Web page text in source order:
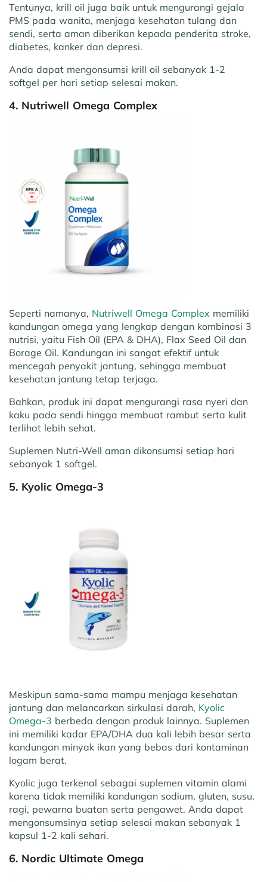
Tentunya, krill oil juga baik untuk mengurangi gejala
PMS pada wanita, menjaga kesehatan tulang dan
sendi, serta aman diberikan kepada penderita stroke,
diabetes, kanker dan depresi.
Anda dapat mengonsumsi krill oil sebanyak 1-2
softgel per hari setiap selesai makan.
4. Nutriwell Omega Complex
Seperti namanya, Nutriwell Omega Complex memiliki
kandungan omega yang lengkap dengan kombinasi 3
nutrisi, yaitu Fish Oil (EPA & DHA), Flax Seed Oil dan
Borage Oil. Kandungan ini sangat efektif untuk
mencegah penyakit jantung, sehingga membuat
kesehatan jantung tetap terjaga.
Bahkan, produk ini dapat mengurangi rasa nyeri dan
kaku pada sendi hingga membuat rambut serta kulit
terlihat lebih sehat.
Suplemen Nutri-Well aman dikonsumsi setiap hari
sebanyak 1 softgel.
5. Kyolic Omega-3
Meskipun sama-sama mampu menjaga kesehatan
jantung dan melancarkan sirkulasi darah, Kyolic
Omega-3 berbeda dengan produk lainnya. Suplemen
ini memiliki kadar EPA/DHA dua kali lebih besar serta
kandungan minyak ikan yang bebas dari kontaminan
logam berat.
Kyolic juga terkenal sebagai suplemen vitamin alami
karena tidak memiliki kandungan sodium, gluten, susu,
ragi, pewarna buatan serta pengawet. Anda dapat
mengonsumsinya setiap selesai makan sebanyak 1
kapsul 1-2 kali sehari.
6. Nordic Ultimate Omega